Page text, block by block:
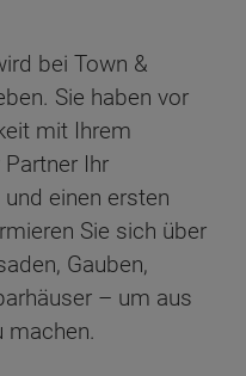
bei Town &
Sie haben vor
mit Ihrem
Ihr
einen ersten
Sie sich über
Gauben,
– um aus
machen.